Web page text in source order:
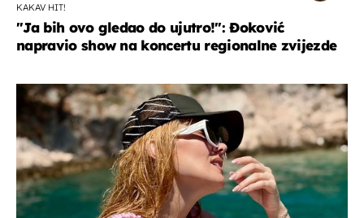
KAKAV HIT!
"Ja bih ovo gledao do ujutro!": Đoković
napravio show na koncertu regionalne zvijezde